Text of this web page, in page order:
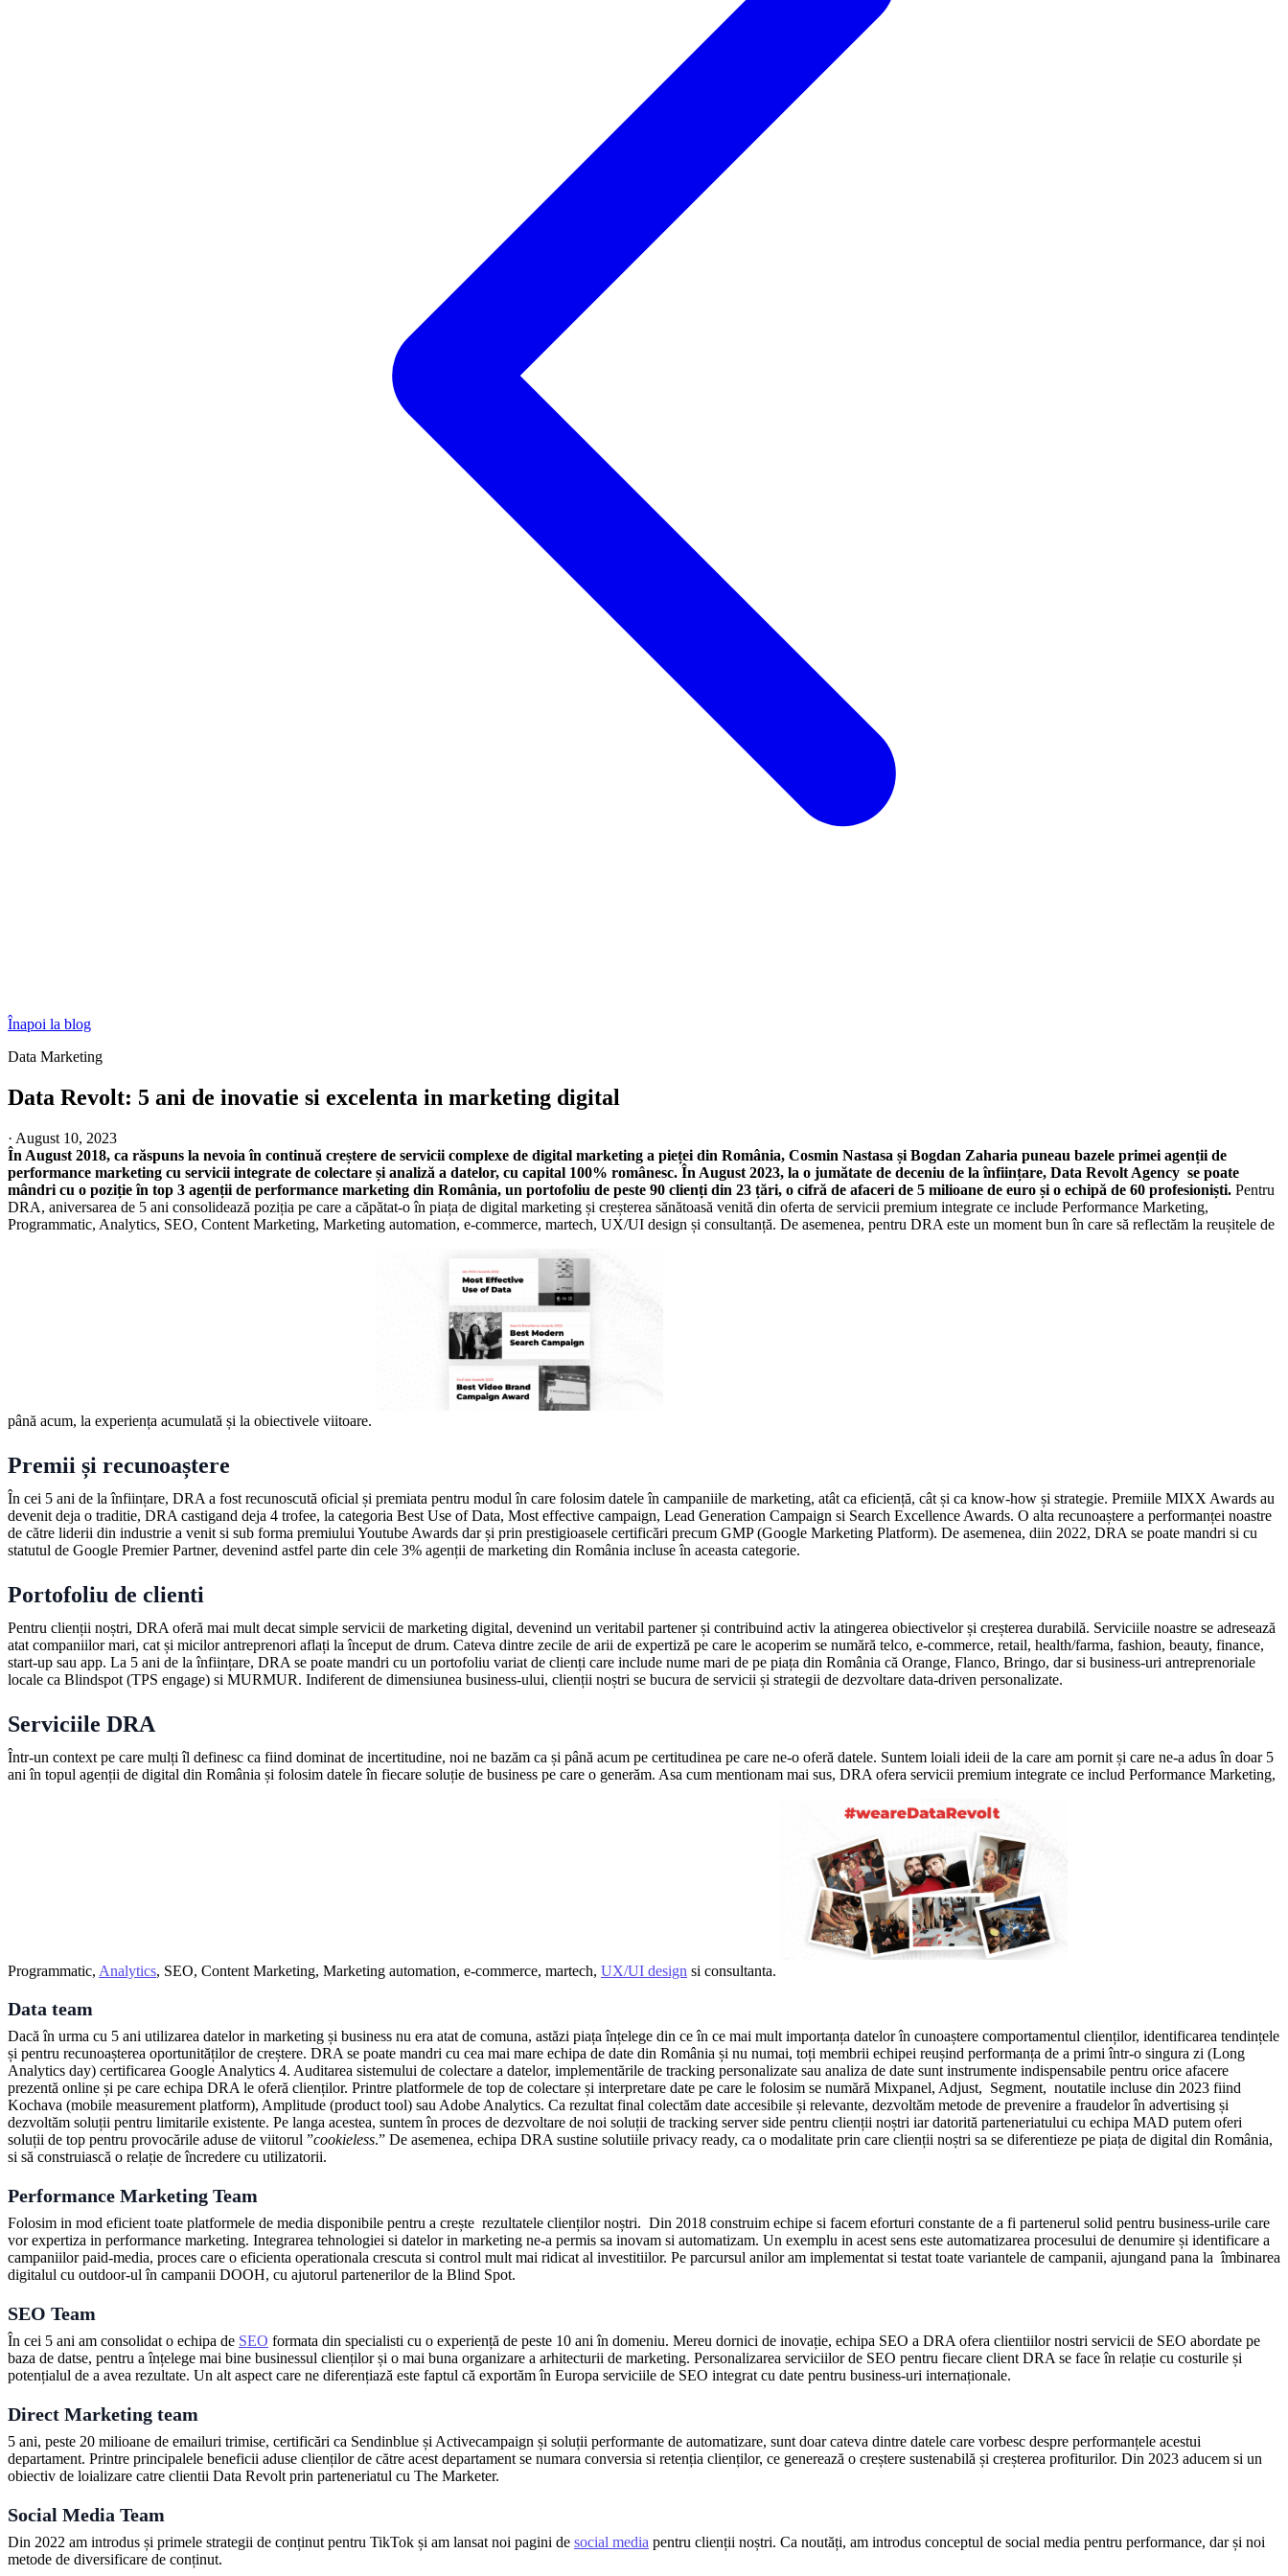
Înapoi la blog
Data Marketing
Data Revolt: 5 ani de inovatie si excelenta in marketing digital
· August 10, 2023
În August 2018, ca răspuns la nevoia în continuă creștere de servicii complexe de digital marketing a pieței din România, Cosmin Nastasa și Bogdan Zaharia puneau bazele primei agenții de
performance marketing cu servicii integrate de colectare și analiză a datelor, cu capital 100% românesc. În August 2023, la o jumătate de deceniu de la înființare, Data Revolt Agency se poate
mândri cu o poziție în top 3 agenții de performance marketing din România, un portofoliu de peste 90 clienți din 23 țări, o cifră de afaceri de 5 milioane de euro și o echipă de 60 profesioniști. Pentru
DRA, aniversarea de 5 ani consolidează poziția pe care a căpătat-o în piața de digital marketing și creșterea sănătoasă venită din oferta de servicii premium integrate ce include Performance Marketing,
Programmatic, Analytics, SEO, Content Marketing, Marketing automation, e-commerce, martech, UX/UI design și consultanță. De asemenea, pentru DRA este un moment bun în care să reflectăm la reușitele de
până acum, la experiența acumulată și la obiectivele viitoare.
Premii și recunoaștere
În cei 5 ani de la înființare, DRA a fost recunoscută oficial și premiata pentru modul în care folosim datele în campaniile de marketing, atât ca eficiență, cât și ca know-how și strategie. Premiile MIXX Awards au
devenit deja o traditie, DRA castigand deja 4 trofee, la categoria Best Use of Data, Most effective campaign, Lead Generation Campaign si Search Excellence Awards. O alta recunoaștere a performanței noastre
de către liderii din industrie a venit si sub forma premiului Youtube Awards dar și prin prestigioasele certificări precum GMP (Google Marketing Platform). De asemenea, diin 2022, DRA se poate mandri si cu
statutul de Google Premier Partner, devenind astfel parte din cele 3% agenții de marketing din România incluse în aceasta categorie.
Portofoliu de clienti
Pentru clienții noștri, DRA oferă mai mult decat simple servicii de marketing digital, devenind un veritabil partener și contribuind activ la atingerea obiectivelor și creșterea durabilă. Serviciile noastre se adresează
atat companiilor mari, cat și micilor antreprenori aflați la început de drum. Cateva dintre zecile de arii de expertiză pe care le acoperim se numără telco, e-commerce, retail, health/farma, fashion, beauty, finance,
start-up sau app. La 5 ani de la înființare, DRA se poate mandri cu un portofoliu variat de clienți care include nume mari de pe piața din România că Orange, Flanco, Bringo, dar si business-uri antreprenoriale
locale ca Blindspot (TPS engage) si MURMUR. Indiferent de dimensiunea business-ului, clienții noștri se bucura de servicii și strategii de dezvoltare data-driven personalizate.
Serviciile DRA
Într-un context pe care mulți îl definesc ca fiind dominat de incertitudine, noi ne bazăm ca și până acum pe certitudinea pe care ne-o oferă datele. Suntem loiali ideii de la care am pornit și care ne-a adus în doar 5
ani în topul agenții de digital din România și folosim datele în fiecare soluție de business pe care o generăm. Asa cum mentionam mai sus, DRA ofera servicii premium integrate ce includ Performance Marketing,
Programmatic, Analytics , SEO, Content Marketing, Marketing automation, e-commerce, martech, UX/UI design si consultanta.
Data team
Dacă în urma cu 5 ani utilizarea datelor in marketing și business nu era atat de comuna, astăzi piața înțelege din ce în ce mai mult importanța datelor în cunoaștere comportamentul clienților, identificarea tendințele
și pentru recunoașterea oportunităților de creștere. DRA se poate mandri cu cea mai mare echipa de date din România și nu numai, toți membrii echipei reușind performanța de a primi într-o singura zi (Long
Analytics day) certificarea Google Analytics 4. Auditarea sistemului de colectare a datelor, implementările de tracking personalizate sau analiza de date sunt instrumente indispensabile pentru orice afacere
prezentă online și pe care echipa DRA le oferă clienților. Printre platformele de top de colectare și interpretare date pe care le folosim se numără Mixpanel, Adjust, Segment, noutatile incluse din 2023 fiind
Kochava (mobile measurement platform), Amplitude (product tool) sau Adobe Analytics. Ca rezultat final colectăm date accesibile și relevante, dezvoltăm metode de prevenire a fraudelor în advertising și
dezvoltăm soluții pentru limitarile existente. Pe langa acestea, suntem în proces de dezvoltare de noi soluții de tracking server side pentru clienții noștri iar datorită parteneriatului cu echipa MAD putem oferi
soluții de top pentru provocările aduse de viitorul ”cookieless.” De asemenea, echipa DRA sustine solutiile privacy ready, ca o modalitate prin care clienții noștri sa se diferentieze pe piața de digital din România,
si să construiască o relație de încredere cu utilizatorii.
Performance Marketing Team
Folosim in mod eficient toate platformele de media disponibile pentru a crește rezultatele clienților noștri. Din 2018 construim echipe si facem eforturi constante de a fi partenerul solid pentru business-urile care
vor expertiza in performance marketing. Integrarea tehnologiei si datelor in marketing ne-a permis sa inovam si automatizam. Un exemplu in acest sens este automatizarea procesului de denumire și identificare a
campaniilor paid-media, proces care o eficienta operationala crescuta si control mult mai ridicat al investitiilor. Pe parcursul anilor am implementat si testat toate variantele de campanii, ajungand pana la îmbinarea
digitalul cu outdoor-ul în campanii DOOH, cu ajutorul partenerilor de la Blind Spot.
SEO Team
În cei 5 ani am consolidat o echipa de SEO formata din specialisti cu o experiență de peste 10 ani în domeniu. Mereu dornici de inovație, echipa SEO a DRA ofera clientiilor nostri servicii de SEO abordate pe
baza de datse, pentru a înțelege mai bine businessul clienților și o mai buna organizare a arhitecturii de marketing. Personalizarea serviciilor de SEO pentru fiecare client DRA se face în relație cu costurile și
potențialul de a avea rezultate. Un alt aspect care ne diferențiază este faptul că exportăm în Europa serviciile de SEO integrat cu date pentru business-uri internaționale.
Direct Marketing team
5 ani, peste 20 milioane de emailuri trimise, certificări ca Sendinblue și Activecampaign și soluții performante de automatizare, sunt doar cateva dintre datele care vorbesc despre performanțele acestui
departament. Printre principalele beneficii aduse clienților de către acest departament se numara conversia si retenția clienților, ce generează o creștere sustenabilă și creșterea profiturilor. Din 2023 aducem si un
obiectiv de loializare catre clientii Data Revolt prin parteneriatul cu The Marketer.
Social Media Team
Din 2022 am introdus și primele strategii de conținut pentru TikTok și am lansat noi pagini de social media pentru clienții noștri. Ca noutăți, am introdus conceptul de social media pentru performance, dar și noi
metode de diversificare de conținut.